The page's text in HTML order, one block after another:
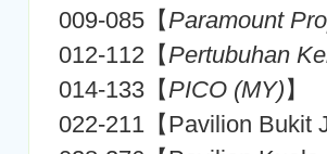
009-085【Paramount
012-112【Pertubuhan
014-133【PICO (MY)】
022-211【Pavilion Bukit